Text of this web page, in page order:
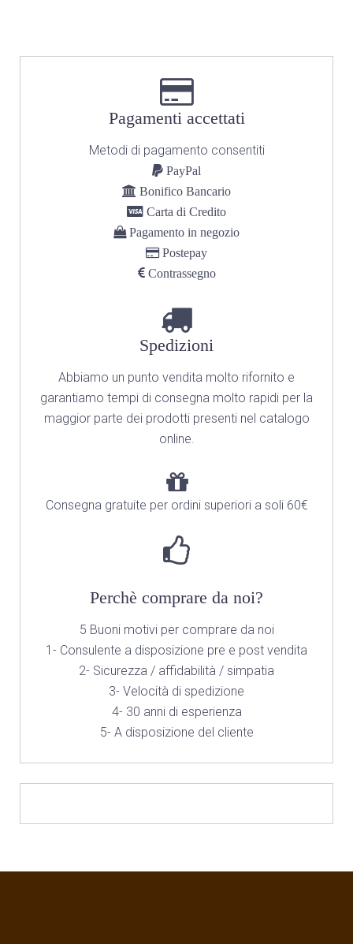
Pagamenti accettati
Metodi di pagamento consentiti
PayPal
Bonifico Bancario
Carta di Credito
Pagamento in negozio
Postepay
Contrassegno
Spedizioni
Abbiamo un punto vendita molto rifornito e
garantiamo tempi di consegna molto rapidi per la
maggior parte dei prodotti presenti nel catalogo
online.
Consegna gratuite per ordini superiori a soli 60€
Perchè comprare da noi?
5 Buoni motivi per comprare da noi
1- Consulente a disposizione pre e post vendita
2- Sicurezza / affidabilità / simpatia
3- Velocità di spedizione
4- 30 anni di esperienza
5- A disposizione del cliente